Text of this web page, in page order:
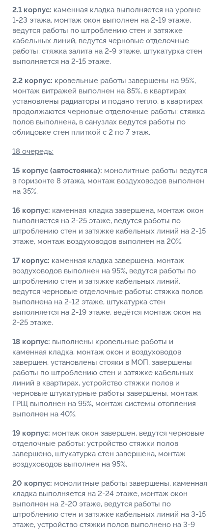
2.1 корпус: каменная кладка выполняется на уровне
1-23 этажа, монтаж окон выполнен на 2-19 этаже,
ведутся работы по штроблению стен и затяжке
кабельных линий, ведутся черновые отделочные
работы: стяжка залита на 2-9 этаже, штукатурка стен
выполняется на 2-15 этаже.
2.2 корпус: кровельные работы завершены на 95%,
монтаж витражей выполнен на 85%, в квартирах
установлены радиаторы и подано тепло, в квартирах
продолжаются черновые отделочные работы: стяжка
полов выполнена, в санузлах ведутся работы по
облицовке стен плиткой с 2 по 7 этаж.
18 очередь:
15 корпус (автостоянка): монолитные работы ведутся
в горизонте 8 этажа, монтаж воздуховодов выполнен
на 35%.
16 корпус: каменная кладка завершена, монтаж окон
выполняется на 2-25 этаже, ведутся работы по
штроблению стен и затяжке кабельных линий на 2-15
этаже, монтаж воздуховодов выполнен на 20%.
17 корпус: каменная кладка завершена, монтаж
воздуховодов выполнен на 95%, ведутся работы по
штроблению стен и затяжке кабельных линий,
ведутся черновые отделочные работы: стяжка полов
выполнена на 2-12 этаже, штукатурка стен
выполняется на 2-19 этаже, ведётся монтаж окон на
2-25 этаже.
18 корпус: выполнены кровельные работы и
каменная кладка, монтаж окон и воздуховодов
завершен, установлены стояки в МОП, завершены
работы по штроблению стен и затяжке кабельных
линий в квартирах, устройство стяжки полов и
черновые штукатурные работы завершены, монтаж
ГРЩ выполнен на 95%, монтаж системы отопления
выполнен на 40%.
19 корпус: монтаж окон завершен, ведутся черновые
отделочные работы: устройство стяжки полов
завершено, штукатурка стен завершена, монтаж
воздуховодов выполнен на 95%.
20 корпус: монолитные работы завершены, каменная
кладка выполняется на 2-24 этаже, монтаж окон
выполнен на 2-20 этаже, ведутся работы по
штроблению стен и затяжке кабельных линий на 3-15
этаже, устройство стяжки полов выполнено на 3-9